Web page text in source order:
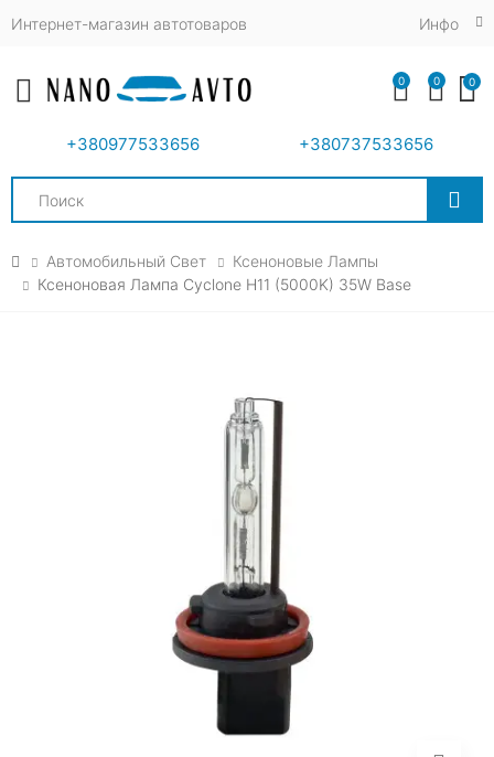
Интернет-магазин автотоваров Инфо
Toggle mobile menu
+380977533656 +380737533656
Search
0 0 0
Автомобильный Свет
Ксеноновые Лампы
Ксеноновая Лампа Cyclone H11 (5000K) 35W Base